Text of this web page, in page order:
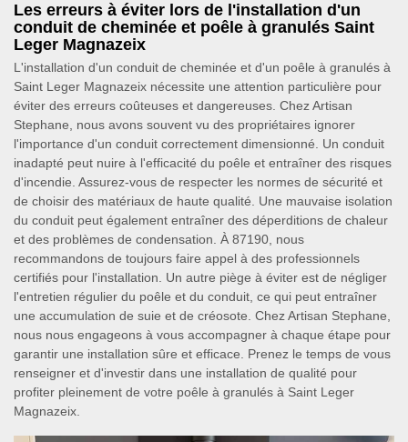
Les erreurs à éviter lors de l'installation d'un
conduit de cheminée et poêle à granulés Saint
Leger Magnazeix
L'installation d'un conduit de cheminée et d'un poêle à granulés à
Saint Leger Magnazeix nécessite une attention particulière pour
éviter des erreurs coûteuses et dangereuses. Chez Artisan
Stephane, nous avons souvent vu des propriétaires ignorer
l'importance d'un conduit correctement dimensionné. Un conduit
inadapté peut nuire à l'efficacité du poêle et entraîner des risques
d'incendie. Assurez-vous de respecter les normes de sécurité et
de choisir des matériaux de haute qualité. Une mauvaise isolation
du conduit peut également entraîner des déperditions de chaleur
et des problèmes de condensation. À 87190, nous
recommandons de toujours faire appel à des professionnels
certifiés pour l'installation. Un autre piège à éviter est de négliger
l'entretien régulier du poêle et du conduit, ce qui peut entraîner
une accumulation de suie et de créosote. Chez Artisan Stephane,
nous nous engageons à vous accompagner à chaque étape pour
garantir une installation sûre et efficace. Prenez le temps de vous
renseigner et d'investir dans une installation de qualité pour
profiter pleinement de votre poêle à granulés à Saint Leger
Magnazeix.